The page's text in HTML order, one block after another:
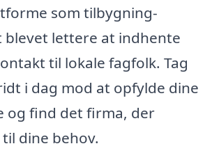
som tilbygning-
blevet lettere at indhente
til lokale fagfolk. Tag
i dag mod at opfylde dine
og find det firma, der
dine behov.